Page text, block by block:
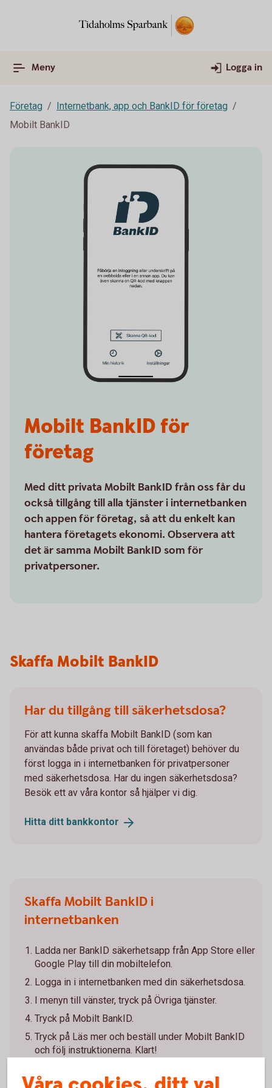
Meny Logga in
Företag
Internetbank, app och BankID för företag
Mobilt BankID
Mobilt BankID för
företag
Med ditt privata Mobilt BankID från oss får du
också tillgång till alla tjänster i internetbanken
och appen för företag, så att du enkelt kan
hantera företagets ekonomi. Observera att
det är samma Mobilt BankID som för
privatpersoner.
Skaffa Mobilt BankID
Har du tillgång till säkerhetsdosa?
För att kunna skaffa Mobilt BankID (som kan
användas både privat och till företaget) behöver du
först logga in i internetbanken för privatpersoner
med säkerhetsdosa. Har du ingen säkerhetsdosa?
Besök ett av våra kontor så hjälper vi dig.
Hitta ditt bankkontor
Skaffa Mobilt BankID i
internetbanken
Ladda ner BankID säkerhetsapp från App Store eller
Google Play till din mobiltelefon.
Logga in i internetbanken med din säkerhetsdosa.
I menyn till vänster, tryck på Övriga tjänster.
Tryck på Mobilt BankID.
Tryck på Läs mer och beställ under Mobilt BankID
och följ instruktionerna. Klart!